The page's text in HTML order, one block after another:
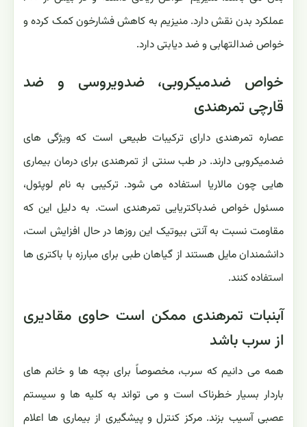
عملکرد بدن نقش دارد. منیزیم به کاهش فشارخون کمک کرده و
خواص ضدالتهابی و ضد دیابتی دارد.
خواص ضدمیکروبی، ضدویروسی و ضد
قارچی تمرهندی
عصاره تمرهندی دارای ترکیبات طبیعی است که ویژگی های
ضدمیکروبی دارند. در طب سنتی از تمرهندی برای درمان بیماری
هایی چون مالاریا استفاده می شود. ترکیبی به نام لوپئول،
مسئول خواص ضدباکتریایی تمرهندی است. به دلیل این که
مقاومت نسبت به آنتی بیوتیک این روزها در حال افزایش است،
دانشمندان مایل هستند از گیاهان طبی برای مبارزه با باکتری ها
استفاده کنند.
آبنبات تمرهندی ممکن است حاوی مقادیری
از سرب باشد
همه می دانیم که سرب، مخصوصاً برای بچه ها و خانم های
باردار بسیار خطرناک است و می تواند به کلیه ها و سیستم
عصبی آسیب بزند. مرکز کنترل و پیشگیری از بیماری ها اعلام